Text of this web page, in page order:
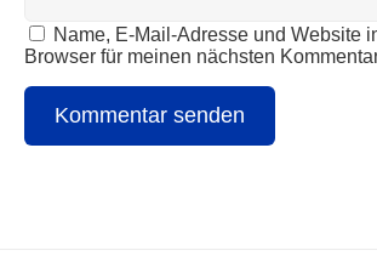
Name, E-Mail-Adresse und Website
Browser für meinen nächsten